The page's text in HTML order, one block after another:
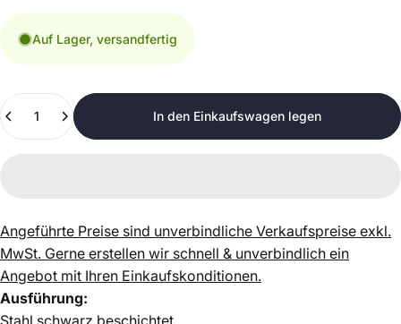
Auf Lager, versandfertig
Anzahl
In den Einkaufswagen legen
Angeführte Preise sind unverbindliche Verkaufspreise exkl.
MwSt. Gerne erstellen wir schnell & unverbindlich ein
Angebot mit Ihren Einkaufskonditionen.
Ausführung: